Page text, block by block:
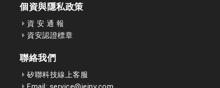
個資與隱私政策
資 安 通 報
資安認證標章
聯絡我們
矽聯科技線上客服